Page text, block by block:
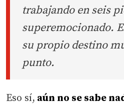
trabajando en seis
superemocionado.
su propio destino
punto.
Eso sí, aún no se sabe